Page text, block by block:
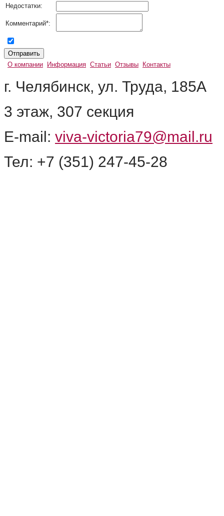
Недостатки:
Комментарий*:
О компании Информация Статьи Отзывы Контакты
г. Челябинск, ул. Труда, 185А
3 этаж, 307 секция
E-mail: viva-victoria79@mail.ru
Тел: +7 (351) 247-45-28